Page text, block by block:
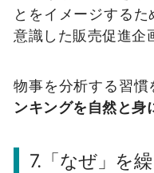
とをイメージする
意識した販売促進企
物事を分析する習慣
ンキングを自然と身
7.「なぜ」を